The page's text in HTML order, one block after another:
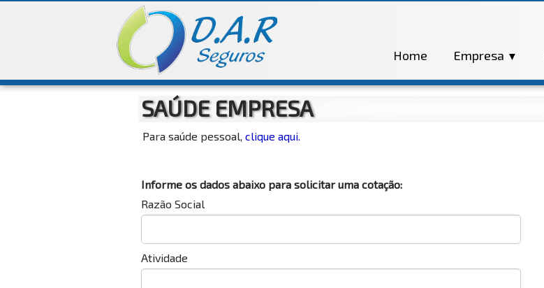
Home Empresa ▼
SAÚDE EMPRESA
Para saúde pessoal, clique aqui.
Informe os dados abaixo para solicitar uma cotação:
Razão Social
Atividade